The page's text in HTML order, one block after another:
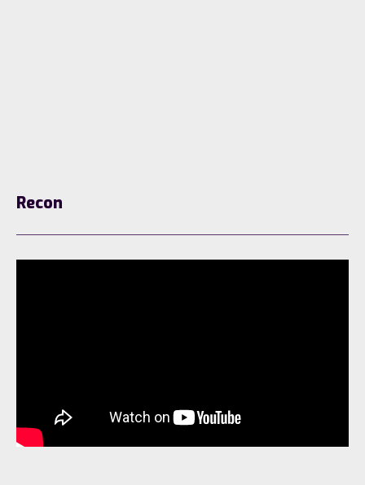
Recon